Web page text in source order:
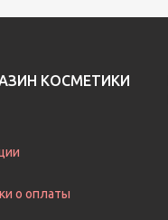
КОСМЕТИКИ
о оплаты